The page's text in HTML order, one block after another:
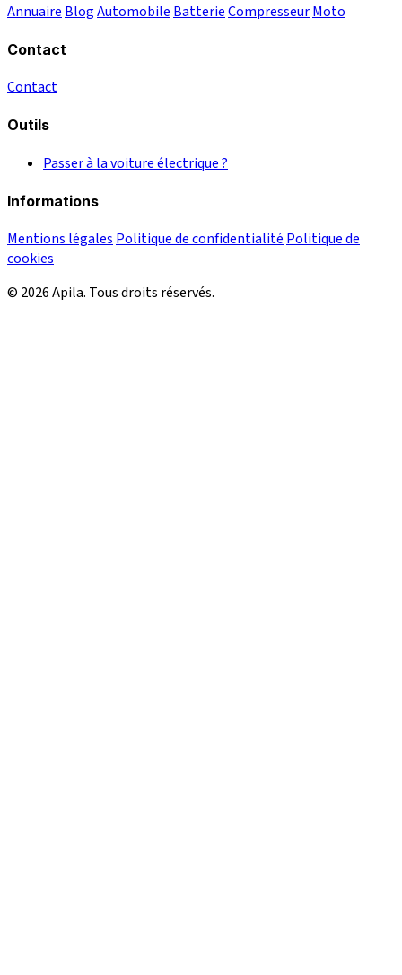
Annuaire BlogAutomobile BatterieCompresseurMoto
Contact
Contact
Outils
Passer à la voiture électrique ?
Informations
Mentions légales Politique de confidentialité Politique de
cookies
© 2026 Apila. Tous droits réservés.